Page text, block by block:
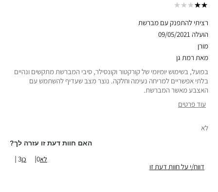
רציתי להתפנק עם מברשת
הועלה 09/05/2021
מורן
מאת רמת גן
בפועל, בשימוש יומיומי של קורקטור וקונסילר, סיבי המברשת מתקשים ונהיים
בלתי אפשריים למריחה נעימה וחלקה. נוצר מצב שעדיף להשתמש עם
האצבע מאשר המברשת.
עוד פרטים
לא
האם חוות דעת זו עזרה לך?
3
0
דווח/י על חוות דעת זו